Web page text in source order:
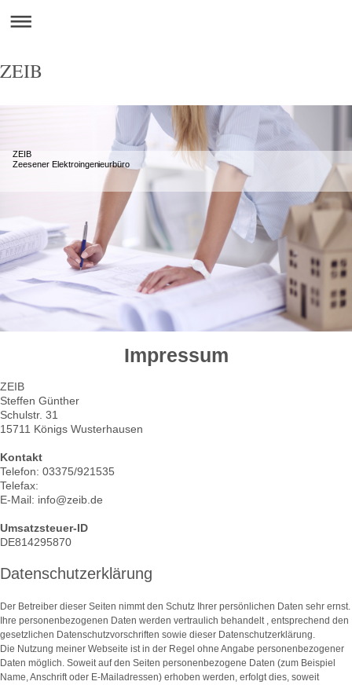
ZEIB
ZEIB
Zeesener Elektroingenieurbüro
Impressum
ZEIB
Steffen Günther
Schulstr. 31
15711 Königs Wusterhausen
Kontakt
Telefon: 03375/921535
Telefax:
E-Mail: info@zeib.de
Umsatzsteuer-ID
DE814295870
Datenschutzerklärung
Der Betreiber dieser Seiten nimmt den Schutz Ihrer persönlichen Daten sehr ernst.
Ihre personenbezogenen Daten werden vertraulich behandelt , entsprechend den
gesetzlichen Datenschutzvorschriften sowie dieser Datenschutzerklärung.
Die Nutzung meiner Webseite ist in der Regel ohne Angabe personenbezogener
Daten möglich. Soweit auf den Seiten personenbezogene Daten (zum Beispiel
Name, Anschrift oder E-Mailadressen) erhoben werden, erfolgt dies, soweit